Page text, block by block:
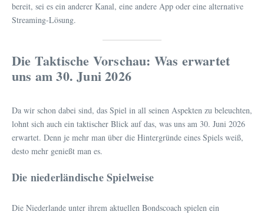
bereit, sei es ein anderer Kanal, eine andere App oder eine alternative
Streaming-Lösung.
Die Taktische Vorschau: Was erwartet
uns am 30. Juni 2026
Da wir schon dabei sind, das Spiel in all seinen Aspekten zu beleuchten,
lohnt sich auch ein taktischer Blick auf das, was uns am 30. Juni 2026
erwartet. Denn je mehr man über die Hintergründe eines Spiels weiß,
desto mehr genießt man es.
Die niederländische Spielweise
Die Niederlande unter ihrem aktuellen Bondscoach spielen ein